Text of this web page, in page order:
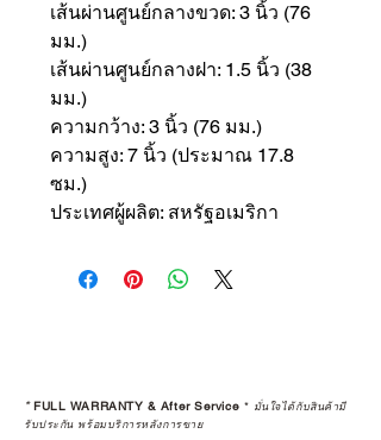
เส้นผ่านศูนย์กลางขวด: 3 นิ้ว (76
มม.)
เส้นผ่านศูนย์กลางฝา: 1.5 นิ้ว (38
มม.)
ความกว้าง: 3 นิ้ว (76 มม.)
ความสูง: 7 นิ้ว (ประมาณ 17.8
ซม.)
ประเทศผู้ผลิต: สหรัฐอเมริกา
*FULL WARRANTY & After Service * มั่นใจได้กับสินค้ามี
รับประกัน พร้อมบริการหลังการขาย